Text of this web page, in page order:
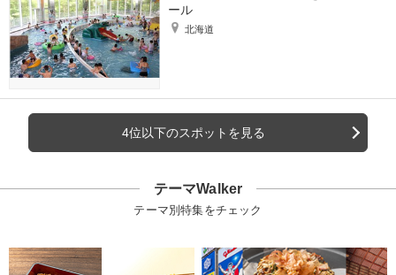
ール
北海道
4位以下のスポットを見る
テーマWalker
テーマ別特集をチェック